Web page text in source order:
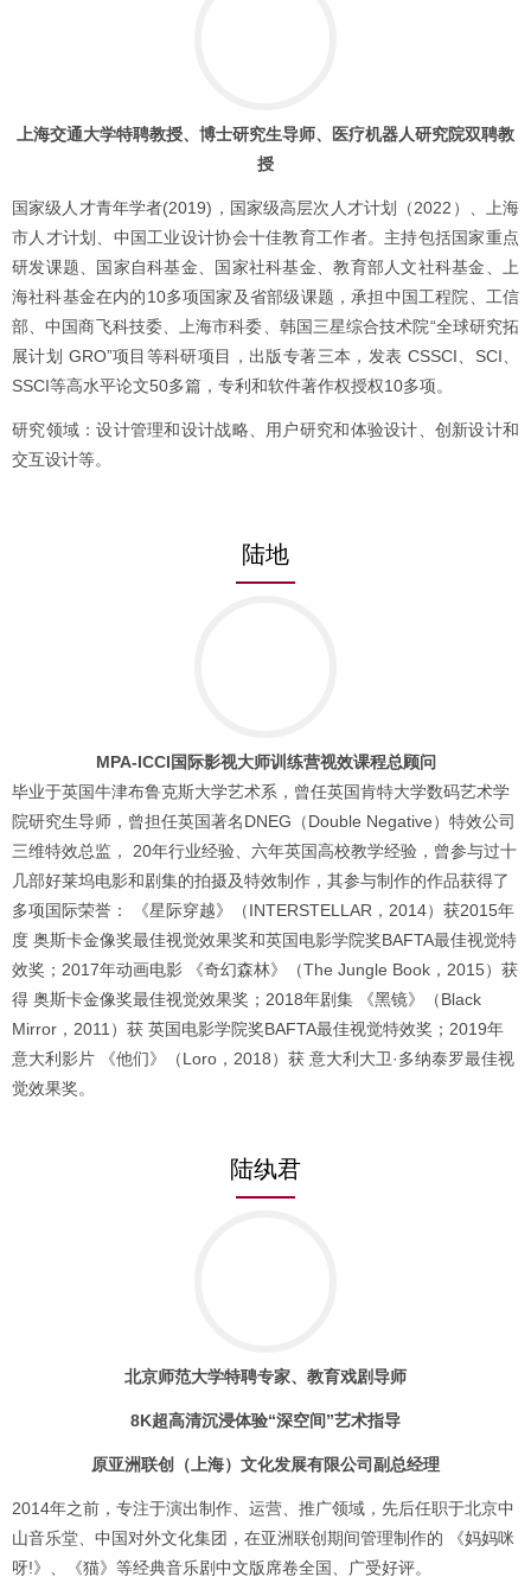
上海交通大学特聘教授、博士研究生导师、医疗机器人研究院双聘教
授
国家级人才青年学者(2019)，国家级高层次人才计划（2022）、上海
市人才计划、中国工业设计协会十佳教育工作者。主持包括国家重点
研发课题、国家自科基金、国家社科基金、教育部人文社科基金、上
海社科基金在内的10多项国家及省部级课题，承担中国工程院、工信
部、中国商飞科技委、上海市科委、韩国三星综合技术院“全球研究拓
展计划 GRO”项目等科研项目，出版专著三本，发表 CSSCI、SCI、
SSCI等高水平论文50多篇，专利和软件著作权授权10多项。
研究领域：设计管理和设计战略、用户研究和体验设计、创新设计和
交互设计等。
陆地
MPA-ICCI国际影视大师训练营视效课程总顾问
毕业于英国牛津布鲁克斯大学艺术系，曾任英国肯特大学数码艺术学
院研究生导师，曾担任英国著名DNEG（Double Negative）特效公司
三维特效总监， 20年行业经验、六年英国高校教学经验，曾参与过十
几部好莱坞电影和剧集的拍摄及特效制作，其参与制作的作品获得了
多项国际荣誉： 《星际穿越》（INTERSTELLAR，2014）获2015年
度 奥斯卡金像奖最佳视觉效果奖和英国电影学院奖BAFTA最佳视觉特
效奖；2017年动画电影 《奇幻森林》（The Jungle Book，2015）获
得 奥斯卡金像奖最佳视觉效果奖；2018年剧集 《黑镜》（Black
Mirror，2011）获 英国电影学院奖BAFTA最佳视觉特效奖；2019年
意大利影片 《他们》（Loro，2018）获 意大利大卫·多纳泰罗最佳视
觉效果奖。
陆纨君
北京师范大学特聘专家、教育戏剧导师
8K超高清沉浸体验“深空间”艺术指导
原亚洲联创（上海）文化发展有限公司副总经理
2014年之前，专注于演出制作、运营、推广领域，先后任职于北京中
山音乐堂、中国对外文化集团，在亚洲联创期间管理制作的 《妈妈咪
呀!》、《猫》等经典音乐剧中文版席卷全国、广受好评。